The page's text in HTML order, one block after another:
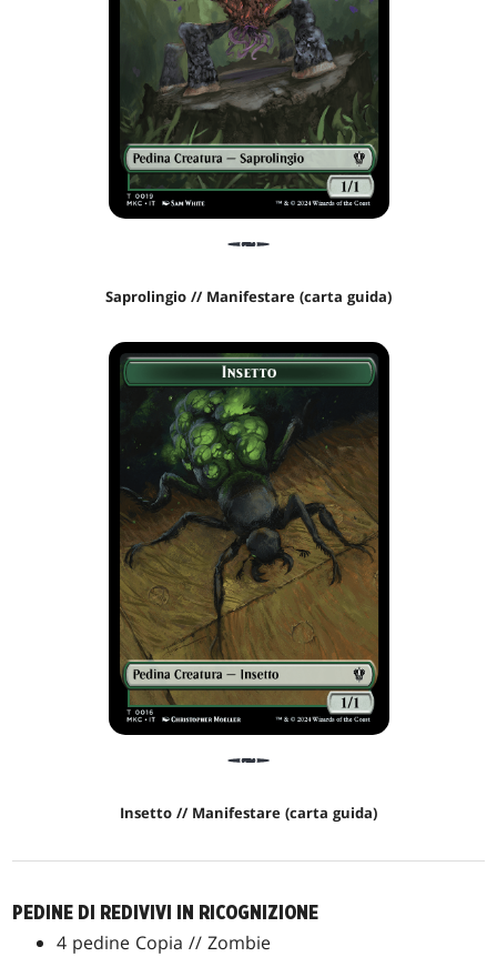
Saprolingio // Manifestare (carta guida)
Insetto // Manifestare (carta guida)
PEDINE DI REDIVIVI IN RICOGNIZIONE
4 pedine Copia // Zombie